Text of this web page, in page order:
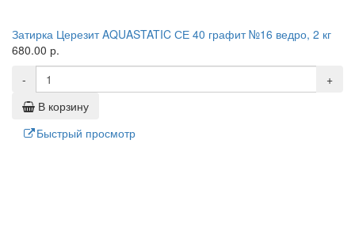
Затирка Церезит AQUASTATIC СЕ 40 графит №16 ведро, 2 кг
680.00 р.
-
+
В корзину
Быстрый просмотр